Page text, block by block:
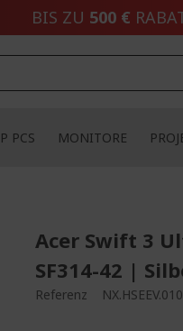
BIS ZU 500 €
PCS MONITORE
Acer Swift 3
SF314-42 |
Referenz NX.HSEEV.010